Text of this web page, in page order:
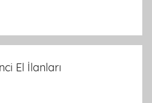
El İlanları